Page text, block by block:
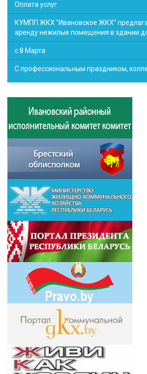
Оплата услуг
КУМПП ЖКХ "Ивановское ЖКХ"
аренду нежилые помещения в здании
с 8 Марта
С профессиональным праздником,